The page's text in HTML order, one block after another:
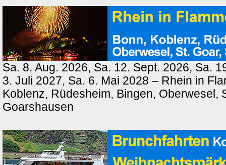
Sa. 8. Aug. 2026, Sa. 12. Sept. 2026, Sa.
3. Juli 2027, Sa. 6. Mai 2028 – Rhein in
Koblenz, Rüdesheim, Bingen, Oberwesel,
Goarshausen